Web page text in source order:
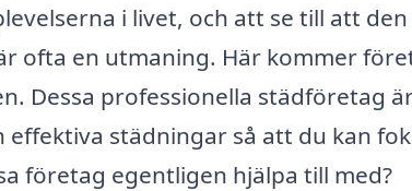
i livet, och att se till att den
ofta en utmaning. Här kommer
Dessa professionella städföretag
städningar så att du kan
företag egentligen hjälpa till med?